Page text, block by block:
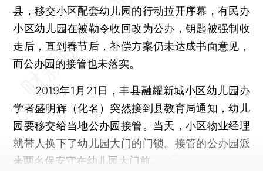
县，移交小区配套幼儿园的行动拉开序幕，有民办
小区幼儿园在被勒令收回改为公办，钥匙被强制收
走后，直到春节后，补偿方案仍未达成书面意见，
而公办园的接管也未落实。
2019年1月21日，丰县融耀新城小区幼儿园办
学者盛明辉（化名）突然接到县教育局通知，幼儿
园要移交给当地公办园接管。当天，小区物业经理
就带人换下了幼儿园大门的门锁。接管的公办园派
来两名保安守在幼儿园大门前。